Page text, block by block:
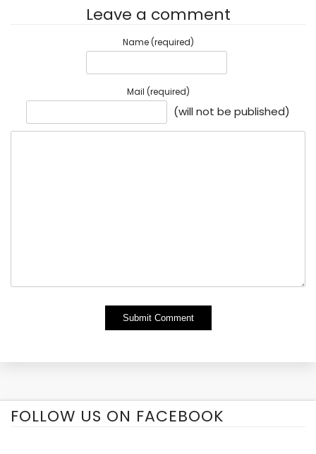
Leave a comment
Name (required)
Mail (required)
(will not be published)
FOLLOW US ON FACEBOOK